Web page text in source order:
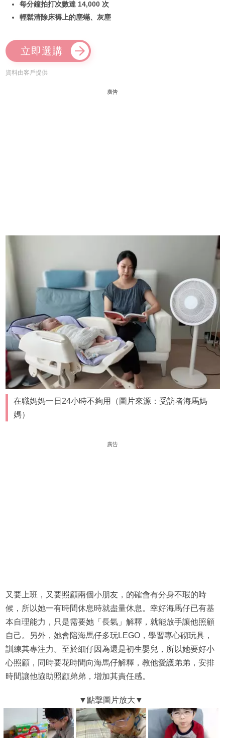
每分鐘拍打次數達 14,000 次
輕鬆清除床褥上的塵蟎、灰塵
立即選購
資料由客戶提供
廣告
在職媽媽一日24小時不夠用（圖片來源：受訪者海馬媽
媽）
廣告
又要上班，又要照顧兩個小朋友，的確會有分身不瑕的時
候，所以她一有時間休息時就盡量休息。幸好海馬仔已有基
本自理能力，只是需要她「長氣」解釋，就能放手讓他照顧
自己。另外，她會陪海馬仔多玩LEGO，學習專心砌玩具，
訓練其專注力。至於細仔因為還是初生嬰兒，所以她要好小
心照顧，同時要花時間向海馬仔解釋，教他愛護弟弟，安排
時間讓他協助照顧弟弟，增加其責任感。